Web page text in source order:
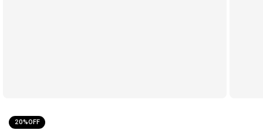
20%OFF